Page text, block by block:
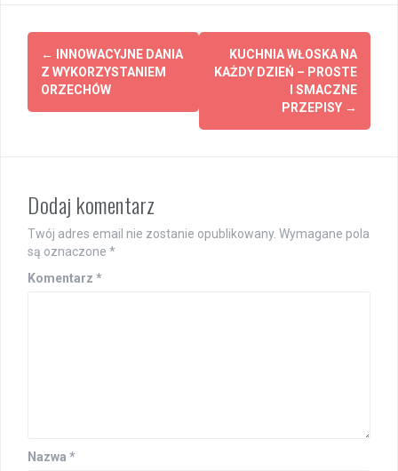
Post
navigation
←
INNOWACYJNE DANIA
Z WYKORZYSTANIEM
ORZECHÓW
KUCHNIA WŁOSKA NA
KAŻDY DZIEŃ – PROSTE
I SMACZNE
PRZEPISY →
Dodaj komentarz
Twój adres email nie zostanie opublikowany. Wymagane pola
są oznaczone *
Komentarz *
Nazwa *